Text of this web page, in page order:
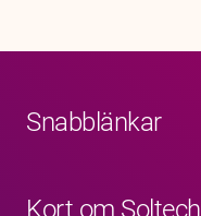
Snabblänkar
Kort om Soltech